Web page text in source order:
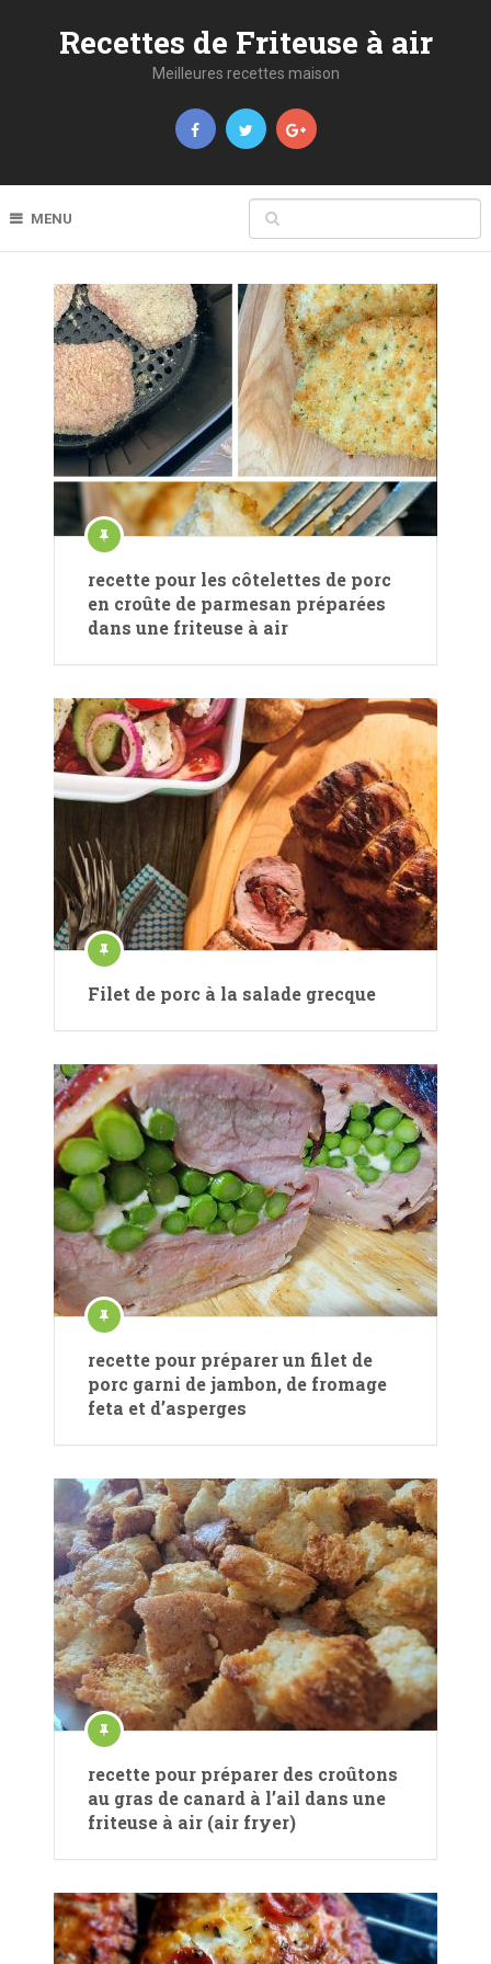
Recettes de Friteuse à air
Meilleures recettes maison
MENU
recette pour les côtelettes de porc
en croûte de parmesan préparées
dans une friteuse à air
Filet de porc à la salade grecque
recette pour préparer un filet de
porc garni de jambon, de fromage
feta et d’asperges
recette pour préparer des croûtons
au gras de canard à l’ail dans une
friteuse à air (air fryer)